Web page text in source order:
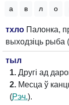
а в л о
тхло Палонка,
выходзіць рыба (
тыл
1. Другі ад
2. Месца ў
(Рэч.).